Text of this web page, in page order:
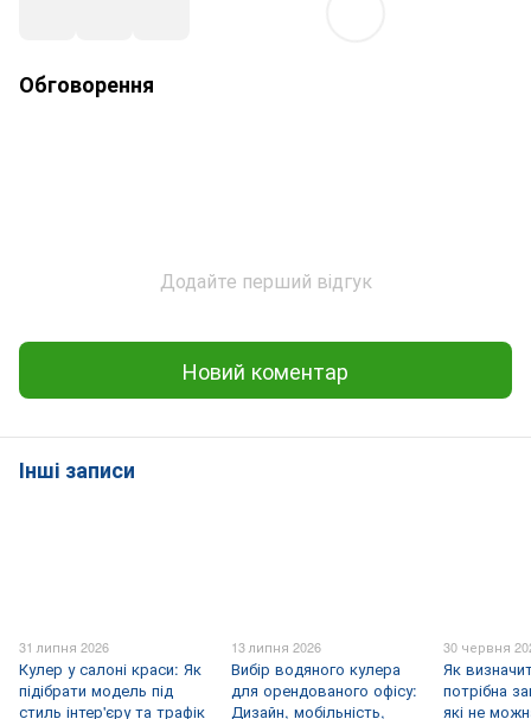
Обговорення
Додайте перший відгук
Новий коментар
Інші записи
31 липня 2026
Кулер у салоні краси: Як
підібрати модель під
стиль інтер'єру та трафік
13 липня 2026
Вибір водяного кулера
для орендованого офісу:
Дизайн, мобільність,
30 червня
Як
потрібна
які не